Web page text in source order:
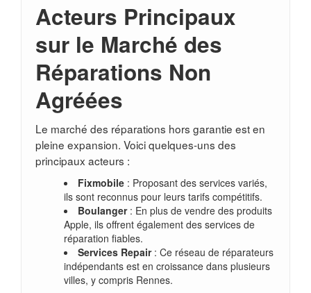
Acteurs Principaux
sur le Marché des
Réparations Non
Agréées
Le marché des réparations hors garantie est en
pleine expansion. Voici quelques-uns des
principaux acteurs :
Fixmobile: Proposant des services variés,
ils sont reconnus pour leurs tarifs compétitifs.
Boulanger: En plus de vendre des produits
Apple, ils offrent également des services de
réparation fiables.
Services Repair: Ce réseau de réparateurs
indépendants est en croissance dans plusieurs
villes, y compris Rennes.